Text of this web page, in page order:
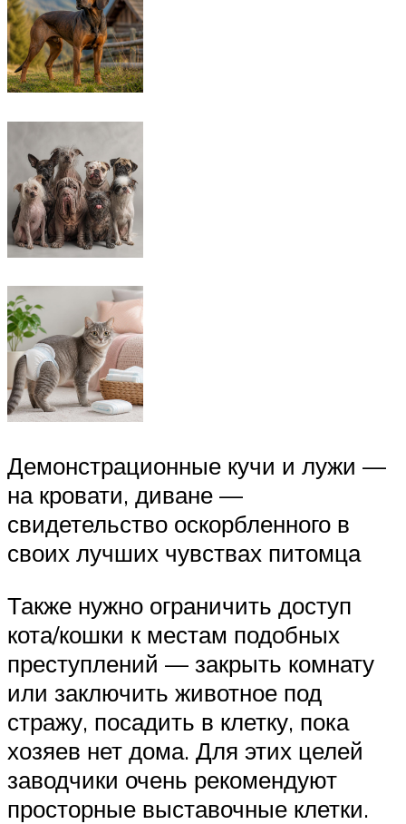
Демонстрационные кучи и лужи —
на кровати, диване —
свидетельство оскорбленного в
своих лучших чувствах питомца
Также нужно ограничить доступ
кота/кошки к местам подобных
преступлений — закрыть комнату
или заключить животное под
стражу, посадить в клетку, пока
хозяев нет дома. Для этих целей
заводчики очень рекомендуют
просторные выставочные клетки.